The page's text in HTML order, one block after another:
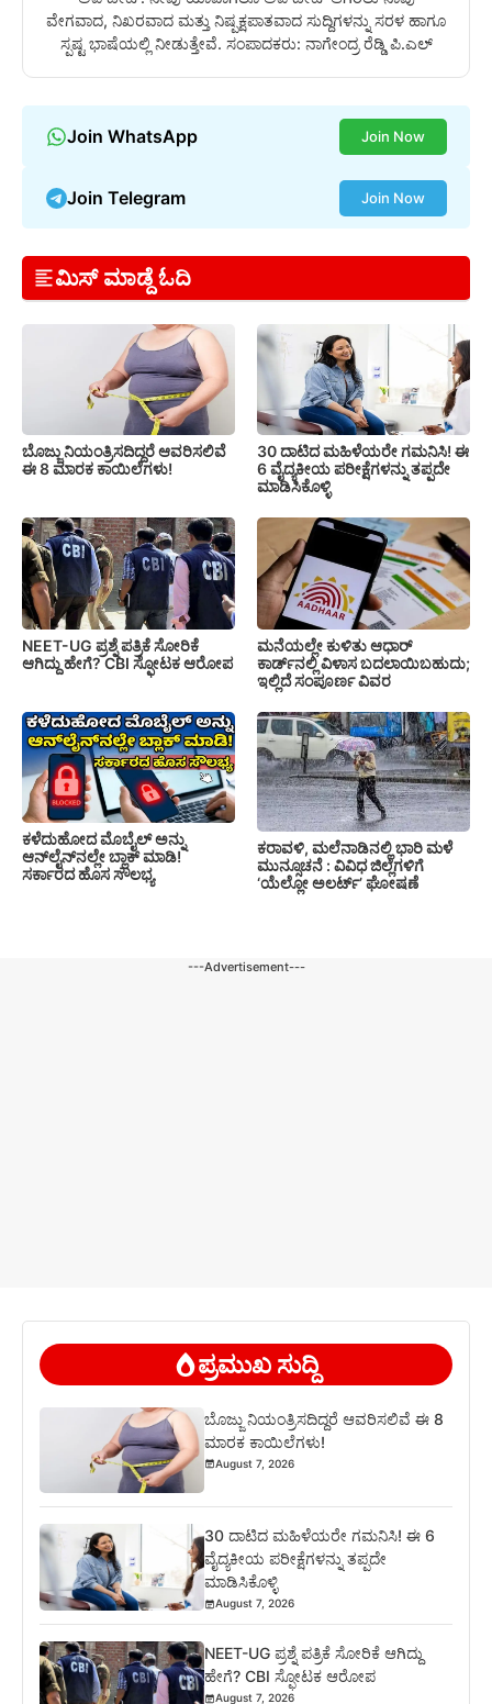
ವೇಗವಾದ, ನಿಖರವಾದ ಮತ್ತು ನಿಷ್ಪಕ್ಷಪಾತವಾದ ಸುದ್ದಿಗಳನ್ನು ಸರಳ ಹಾಗೂ
ಸ್ಪಷ್ಟ ಭಾಷೆಯಲ್ಲಿ ನೀಡುತ್ತೇವೆ. ಸಂಪಾದಕರು: ನಾಗೇಂದ್ರ ರೆಡ್ಡಿ ಪಿ.ಎಲ್
Join WhatsApp Join Now
Join Telegram Join Now
ಮಿಸ್ ಮಾಡ್ದೆ ಓದಿ
ಬೊಜ್ಜು ನಿಯಂತ್ರಿಸದಿದ್ದರೆ ಆವರಿಸಲಿವೆ
ಈ 8 ಮಾರಕ ಕಾಯಿಲೆಗಳು!
30 ದಾಟಿದ ಮಹಿಳೆಯರೇ ಗಮನಿಸಿ! ಈ
6 ವೈದ್ಯಕೀಯ ಪರೀಕ್ಷೆಗಳನ್ನು ತಪ್ಪದೇ
ಮಾಡಿಸಿಕೊಳ್ಳಿ
NEET-UG ಪ್ರಶ್ನೆ ಪತ್ರಿಕೆ ಸೋರಿಕೆ
ಆಗಿದ್ದು ಹೇಗೆ? CBI ಸ್ಫೋಟಕ ಆರೋಪ
ಮನೆಯಲ್ಲೇ ಕುಳಿತು ಆಧಾರ್
ಕಾರ್ಡ್‌ನಲ್ಲಿ ವಿಳಾಸ ಬದಲಾಯಿಬಹುದು;
ಇಲ್ಲಿದೆ ಸಂಪೂರ್ಣ ವಿವರ
ಕಳೆದುಹೋದ ಮೊಬೈಲ್ ಅನ್ನು
ಆನ್‌ಲೈನ್‌ನಲ್ಲೇ ಬ್ಲಾಕ್ ಮಾಡಿ!
ಸರ್ಕಾರದ ಹೊಸ ಸೌಲಭ್ಯ
ಕರಾವಳಿ, ಮಲೆನಾಡಿನಲ್ಲಿ ಭಾರಿ ಮಳೆ
ಮುನ್ಸೂಚನೆ : ವಿವಿಧ ಜಿಲ್ಲೆಗಳಿಗೆ
‘ಯೆಲ್ಲೋ ಅಲರ್ಟ್’ ಘೋಷಣೆ
---Advertisement---
ಪ್ರಮುಖ ಸುದ್ದಿ
ಬೊಜ್ಜು ನಿಯಂತ್ರಿಸದಿದ್ದರೆ ಆವರಿಸಲಿವೆ ಈ 8
ಮಾರಕ ಕಾಯಿಲೆಗಳು!
August 7, 2026
30 ದಾಟಿದ ಮಹಿಳೆಯರೇ ಗಮನಿಸಿ! ಈ 6
ವೈದ್ಯಕೀಯ ಪರೀಕ್ಷೆಗಳನ್ನು ತಪ್ಪದೇ
ಮಾಡಿಸಿಕೊಳ್ಳಿ
August 7, 2026
NEET-UG ಪ್ರಶ್ನೆ ಪತ್ರಿಕೆ ಸೋರಿಕೆ ಆಗಿದ್ದು
ಹೇಗೆ? CBI ಸ್ಫೋಟಕ ಆರೋಪ
August 7, 2026